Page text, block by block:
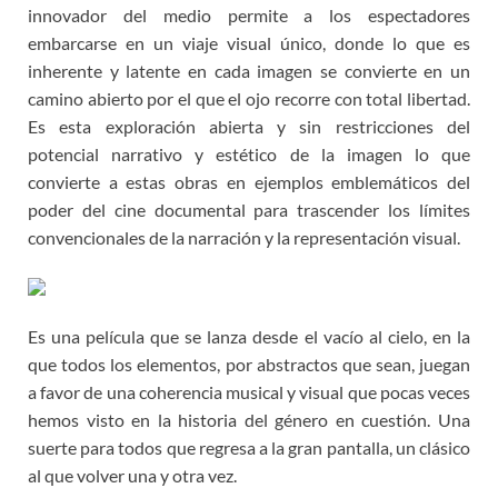
innovador del medio permite a los espectadores
embarcarse en un viaje visual único, donde lo que es
inherente y latente en cada imagen se convierte en un
camino abierto por el que el ojo recorre con total libertad.
Es esta exploración abierta y sin restricciones del
potencial narrativo y estético de la imagen lo que
convierte a estas obras en ejemplos emblemáticos del
poder del cine documental para trascender los límites
convencionales de la narración y la representación visual.
Es una película que se lanza desde el vacío al cielo, en la
que todos los elementos, por abstractos que sean, juegan
a favor de una coherencia musical y visual que pocas veces
hemos visto en la historia del género en cuestión. Una
suerte para todos que regresa a la gran pantalla, un clásico
al que volver una y otra vez.